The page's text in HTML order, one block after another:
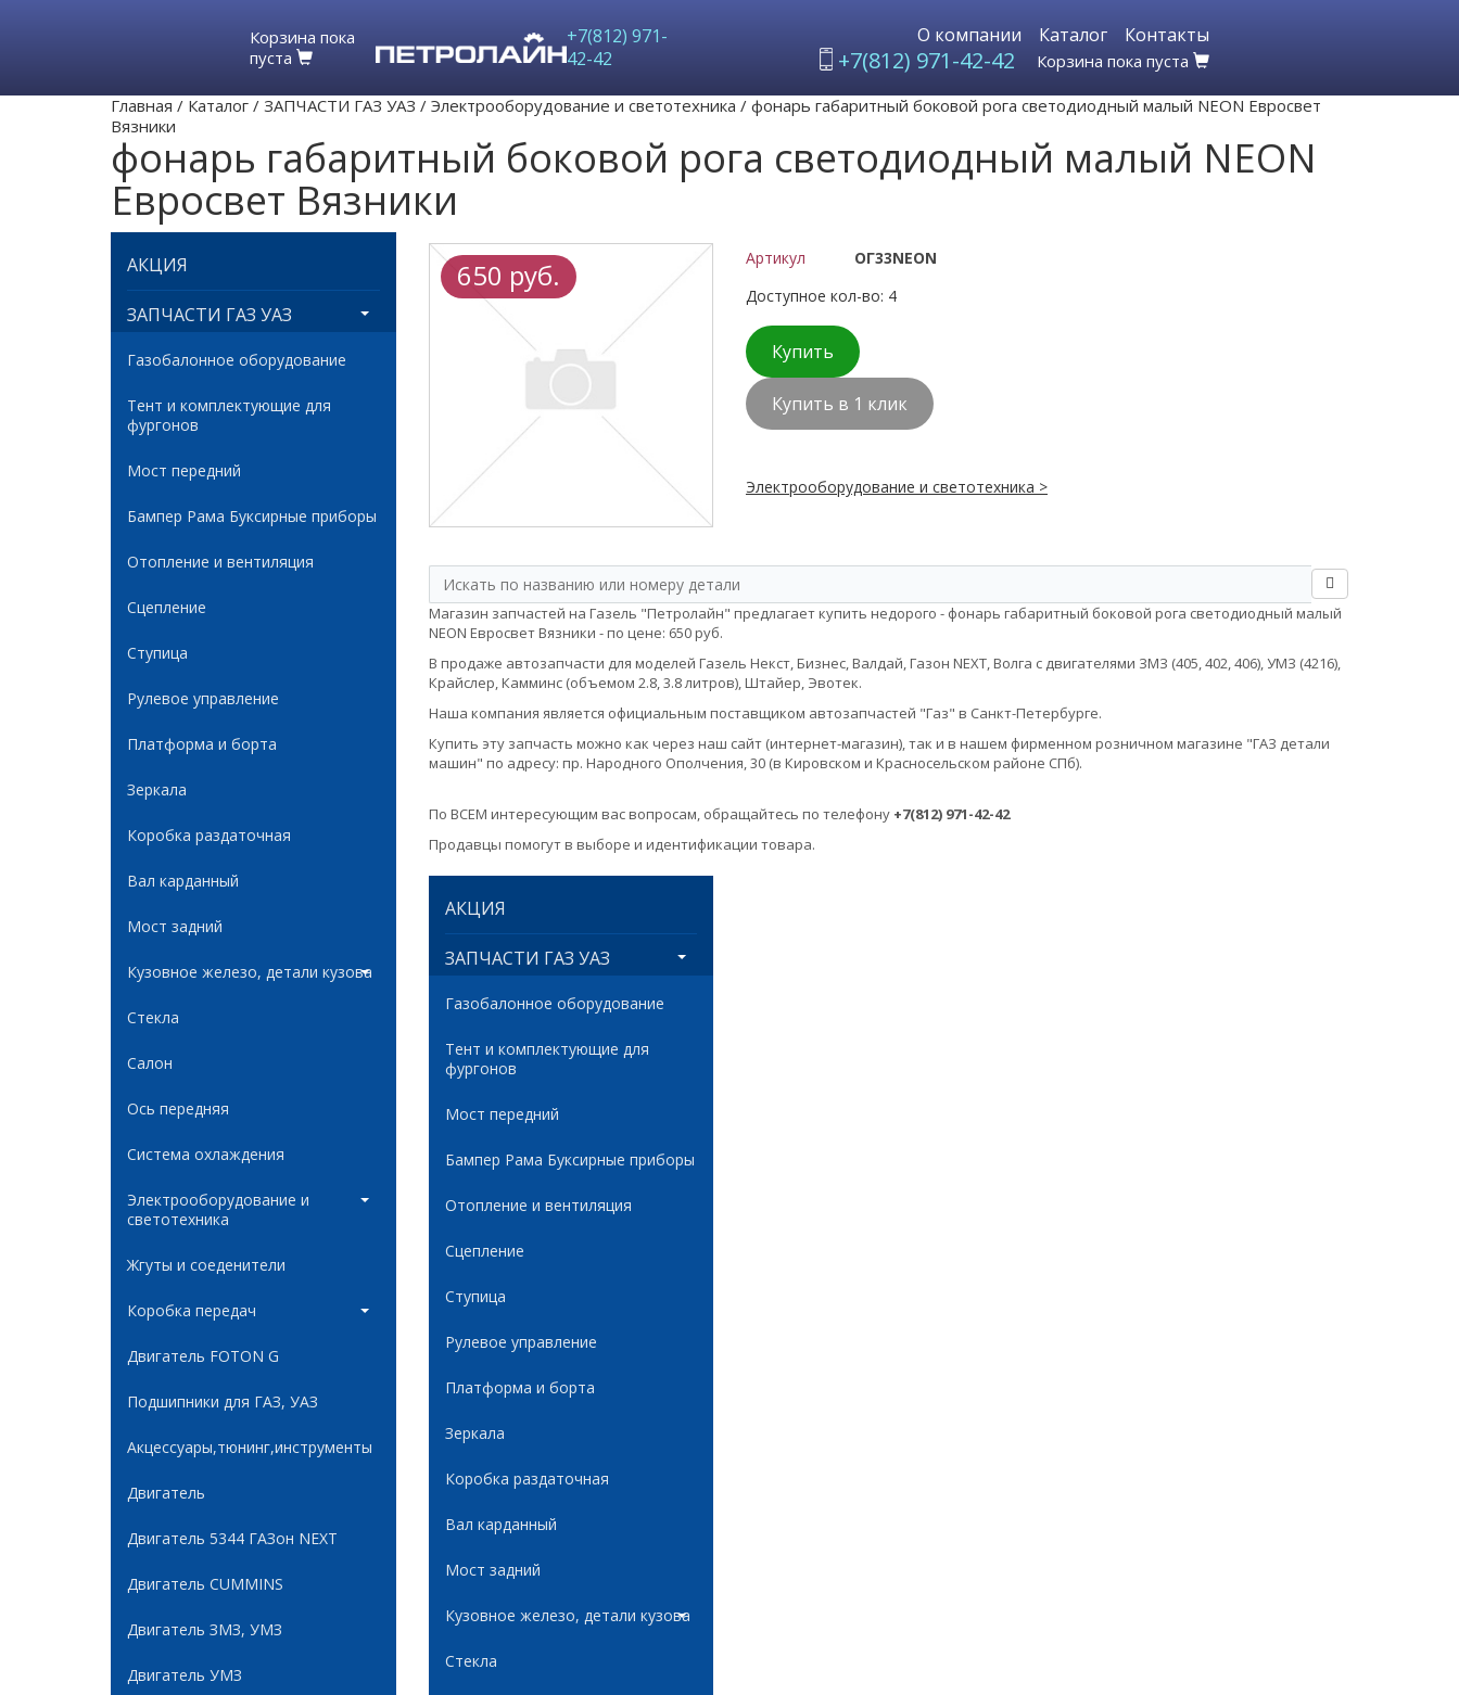
Корзина пока
пуста
+7(812) 971-
42-42
О компании Каталог Контакты
+7(812) 971-42-42 Корзина пока пуста
Главная / Каталог / ЗАПЧАСТИ ГАЗ УАЗ / Электрооборудование и светотехника / фонарь габаритный боковой рога светодиодный малый NEON Евросвет
Вязники
фонарь габаритный боковой рога светодиодный малый NEON
Евросвет Вязники
АКЦИЯ
ЗАПЧАСТИ ГАЗ УАЗ
Газобалонное оборудование
Тент и комплектующие для
фургонов
Мост передний
Бампер Рама Буксирные приборы
Отопление и вентиляция
Сцепление
Ступица
Рулевое управление
Платформа и борта
Зеркала
Коробка раздаточная
Вал карданный
Мост задний
Кузовное железо, детали кузова
Стекла
Салон
Ось передняя
Система охлаждения
Электрооборудование и
светотехника
Жгуты и соеденители
Коробка передач
Двигатель FOTON G
Подшипники для ГАЗ, УАЗ
Акцессуары,тюнинг,инструменты
Двигатель
Двигатель 5344 ГАЗон NEXT
Двигатель CUMMINS
Двигатель ЗМЗ, УМЗ
Двигатель УМЗ
650 руб. Артикул
ОГ33NEON
Доступное кол-во: 4
Купить
Купить в 1 клик
Электрооборудование и светотехника >
Магазин запчастей на Газель "Петролайн" предлагает купить недорого - фонарь габаритный боковой рога светодиодный малый
NEON Евросвет Вязники - по цене: 650 руб.
В продаже автозапчасти для моделей Газель Некст, Бизнес, Валдай, Газон NEXT, Волга с двигателями ЗМЗ (405, 402, 406), УМЗ (4216),
Крайслер, Камминс (объемом 2.8, 3.8 литров), Штайер, Эвотек.
Наша компания является официальным поставщиком автозапчастей "Газ" в Санкт-Петербурге.
Купить эту запчасть можно как через наш сайт (интернет-магазин), так и в нашем фирменном розничном магазине "ГАЗ детали
машин" по адресу: пр. Народного Ополчения, 30 (в Кировском и Красносельском районе СПб).
По ВСЕМ интересующим вас вопросам, обращайтесь по телефону +7(812) 971-42-42
Продавцы помогут в выборе и идентификации товара.
АКЦИЯ
ЗАПЧАСТИ ГАЗ УАЗ
Газобалонное оборудование
Тент и комплектующие для
фургонов
Мост передний
Бампер Рама Буксирные приборы
Отопление и вентиляция
Сцепление
Ступица
Рулевое управление
Платформа и борта
Зеркала
Коробка раздаточная
Вал карданный
Мост задний
Кузовное железо, детали кузова
Стекла